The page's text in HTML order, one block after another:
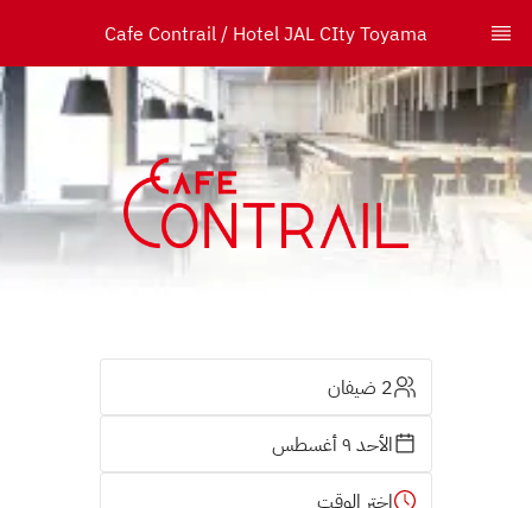
Cafe Contrail / Hotel JAL CIty Toyama
2 ضيفان
الأحد ٩ أغسطس
اختر الوقت